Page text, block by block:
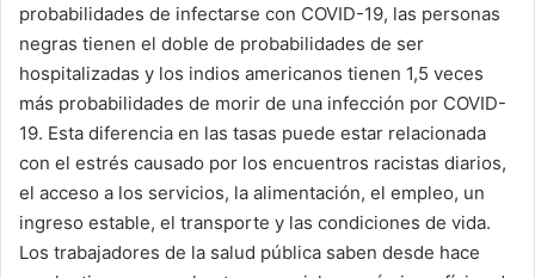
probabilidades de infectarse con COVID-19, las personas
negras tienen el doble de probabilidades de ser
hospitalizadas y los indios americanos tienen 1,5 veces
más probabilidades de morir de una infección por COVID-
19. Esta diferencia en las tasas puede estar relacionada
con el estrés causado por los encuentros racistas diarios,
el acceso a los servicios, la alimentación, el empleo, un
ingreso estable, el transporte y las condiciones de vida.
Los trabajadores de la salud pública saben desde hace